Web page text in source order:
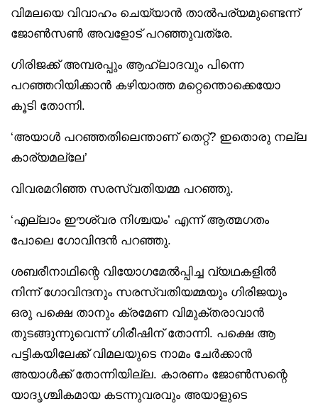
വിമലയെ വിവാഹം ചെയ്യാൻ താൽപര്യമുണ്ടെന്ന്
ജോൺസൺ അവളോട് പറഞ്ഞുവത്രേ.
ഗിരിജക്ക് അമ്പരപ്പും ആഹ്ലാദവും പിന്നെ
പറഞ്ഞറിയിക്കാൻ കഴിയാത്ത മറ്റെന്തൊക്കെയോ
കൂടി തോന്നി.
‘അയാൾ പറഞ്ഞതിലെന്താണ് തെറ്റ്? ഇതൊരു നല്ല
കാര്യമല്ലേ’
വിവരമറിഞ്ഞ സരസ്വതിയമ്മ പറഞ്ഞു.
‘എല്ലാം ഈശ്വര നിശ്ചയം’ എന്ന് ആത്മഗതം
പോലെ ഗോവിന്ദൻ പറഞ്ഞു.
ശബരീനാഥിന്റെ വിയോഗമേൽപ്പിച്ച വ്യഥകളിൽ
നിന്ന് ഗോവിന്ദനും സരസ്വതിയമ്മയും ഗിരിജയും
ഒരു പക്ഷെ താനും ക്രമേണ വിമുക്തരാവാൻ
തുടങ്ങുന്നുവെന്ന് ഗിരീഷിന് തോന്നി. പക്ഷെ ആ
പട്ടികയിലേക്ക് വിമലയുടെ നാമം ചേർക്കാൻ
അയാൾക്ക് തോന്നിയില്ല. കാരണം ജോൺസന്റെ
യാദൃശ്ചികമായ കടന്നുവരവും അയാളുടെ